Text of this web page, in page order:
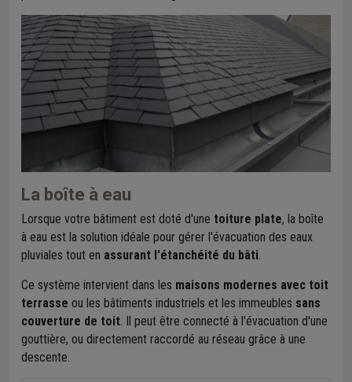
La boîte à eau
Lorsque votre bâtiment est doté d'une toiture plate, la boîte
à eau est la solution idéale pour gérer l'évacuation des eaux
pluviales tout en assurant l'étanchéité du bâti
Ce système intervient dans les maisons modernes avec toit
terrasse ou les bâtiments industriels et les immeubles sans
couverture de toit . Il peut être connecté à l'évacuation d'une
gouttière, ou directement raccordé au réseau grâce à une
descente.